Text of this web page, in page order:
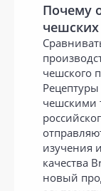
Почему
чешского
чешскими
изучения
качества
новый